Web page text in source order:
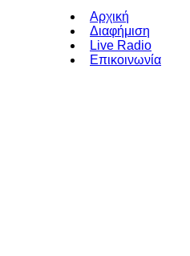
Αρχική
Διαφήμιση
Live Radio
Επικοινωνία